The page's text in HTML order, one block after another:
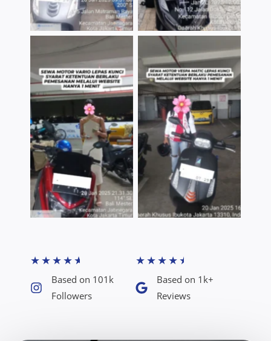
TNo Caption TNo Caption
★★★★★
Based on 101k
Followers​
★★★★★
Based on 1k+
Reviews​